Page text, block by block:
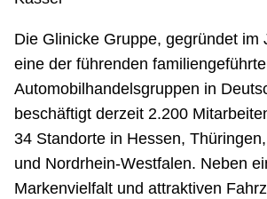
Die Glinicke Gruppe, gegründet im
eine der führenden
Automobilhandelsgruppen in
beschäftigt derzeit 2.200
34 Standorte in Hessen,
und Nordrhein-Westfalen. Neben
Markenvielfalt und attraktiven